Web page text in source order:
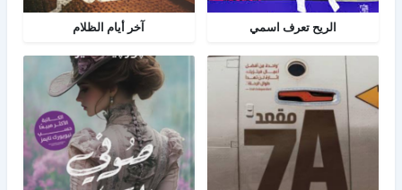
الريح تعرف اسمي آخر أيام الظلام